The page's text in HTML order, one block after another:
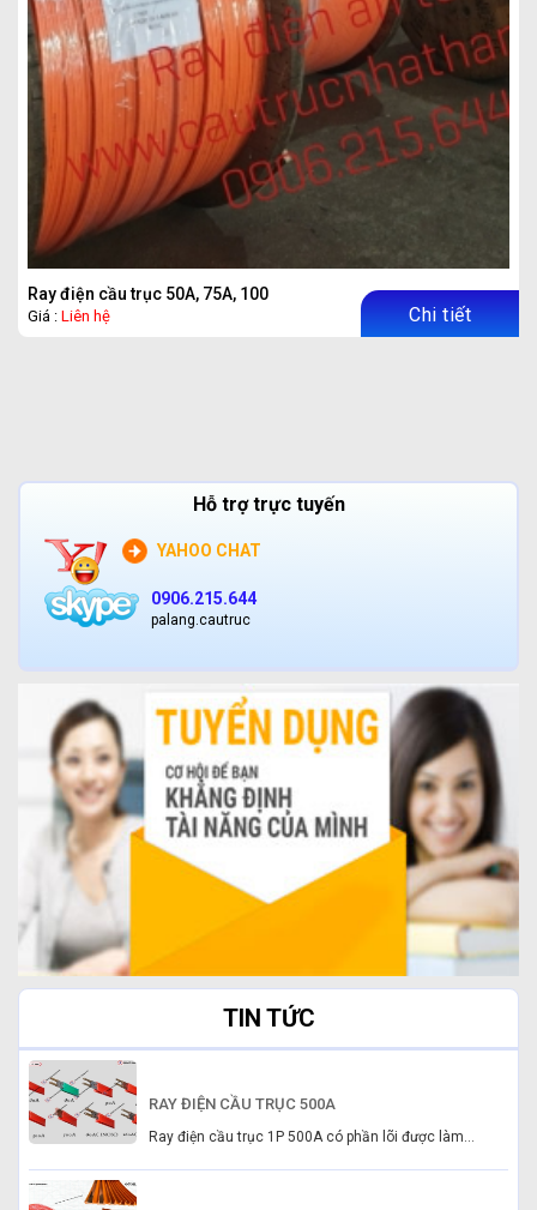
Ray điện cầu trục 50A, 75A, 100A, 150A, 200A
Giá : Liên hệ Chi tiết
Hỗ trợ trực tuyến
YAHOO CHAT
0906.215.644
palang.cautruc
TIN TỨC
RAY ĐIỆN CẦU TRỤC 500A
Ray điện cầu trục 1P 500A có phần lõi được làm...